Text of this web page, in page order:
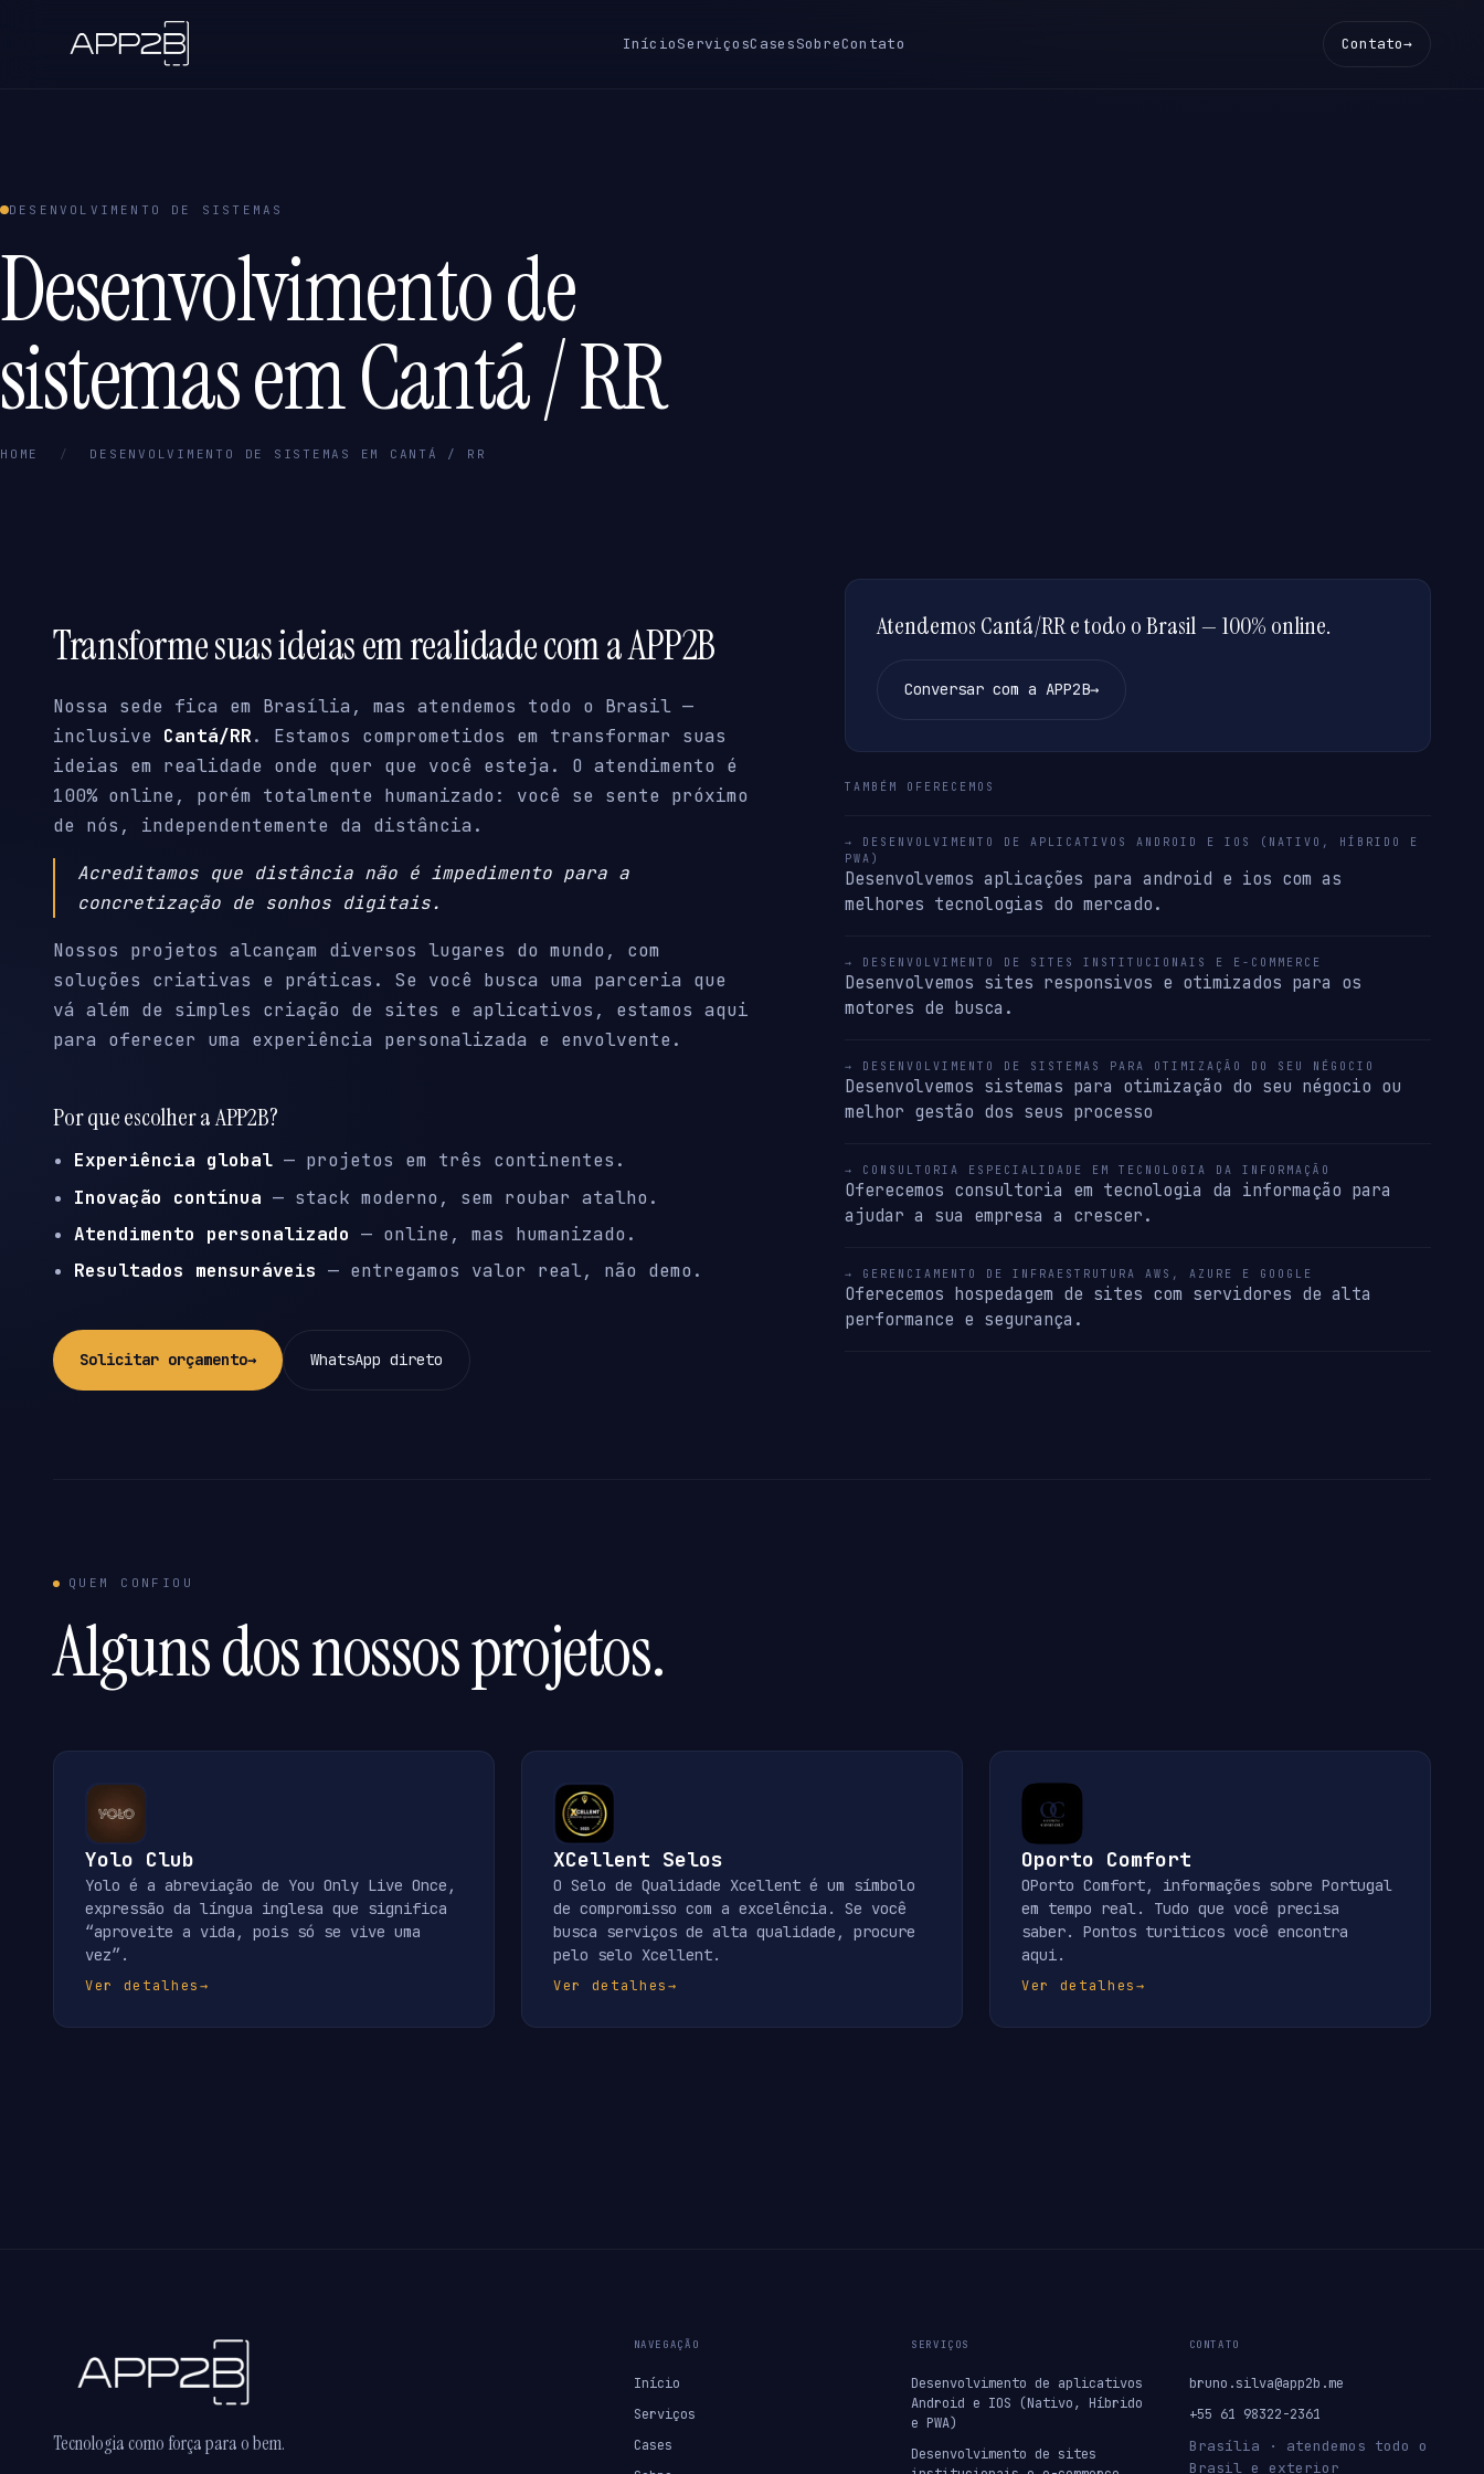
InícioServiçosCasesSobreContato Contato→
DESENVOLVIMENTO DE SISTEMAS
Desenvolvimento de
sistemas em Cantá / RR
HOME / DESENVOLVIMENTO DE SISTEMAS EM CANTÁ / RR
Transforme suas ideias em realidade com a APP2B
Nossa sede fica em Brasília, mas atendemos todo o Brasil —
inclusive Cantá/RR. Estamos comprometidos em transformar suas
ideias em realidade onde quer que você esteja. O atendimento é
100% online, porém totalmente humanizado: você se sente próximo
de nós, independentemente da distância.
Acreditamos que distância não é impedimento para a
concretização de sonhos digitais.
Nossos projetos alcançam diversos lugares do mundo, com
soluções criativas e práticas. Se você busca uma parceria que
vá além de simples criação de sites e aplicativos, estamos aqui
para oferecer uma experiência personalizada e envolvente.
Por que escolher a APP2B?
Experiência global — projetos em três continentes.
Inovação contínua — stack moderno, sem roubar atalho.
Atendimento personalizado — online, mas humanizado.
Resultados mensuráveis — entregamos valor real, não demo.
Solicitar orçamento→ WhatsApp direto
Atendemos Cantá/RR e todo o Brasil — 100% online.
Conversar com a APP2B→
TAMBÉM OFERECEMOS
→ DESENVOLVIMENTO DE APLICATIVOS ANDROID E IOS (NATIVO, HÍBRIDO E
PWA)
Desenvolvemos aplicações para android e ios com as
melhores tecnologias do mercado.
→ DESENVOLVIMENTO DE SITES INSTITUCIONAIS E E-COMMERCE
Desenvolvemos sites responsivos e otimizados para os
motores de busca.
→ DESENVOLVIMENTO DE SISTEMAS PARA OTIMIZAÇÃO DO SEU NÉGOCIO
Desenvolvemos sistemas para otimização do seu négocio ou
melhor gestão dos seus processo
→ CONSULTORIA ESPECIALIDADE EM TECNOLOGIA DA INFORMAÇÃO
Oferecemos consultoria em tecnologia da informação para
ajudar a sua empresa a crescer.
→ GERENCIAMENTO DE INFRAESTRUTURA AWS, AZURE E GOOGLE
Oferecemos hospedagem de sites com servidores de alta
performance e segurança.
QUEM CONFIOU
Alguns dos nossos projetos.
Yolo Club
Yolo é a abreviação de You Only Live Once,
expressão da língua inglesa que significa
“aproveite a vida, pois só se vive uma
vez”.
Ver detalhes→
XCellent Selos
O Selo de Qualidade Xcellent é um símbolo
de compromisso com a excelência. Se você
busca serviços de alta qualidade, procure
pelo selo Xcellent.
Ver detalhes→
Oporto Comfort
OPorto Comfort, informações sobre Portugal
em tempo real. Tudo que você precisa
saber. Pontos turiticos você encontra
aqui.
Ver detalhes→
Tecnologia como força para o bem.
NAVEGAÇÃO
Início
Serviços
Cases
SERVIÇOS
Desenvolvimento de aplicativos
Android e IOS (Nativo, Híbrido
e PWA)
Desenvolvimento de sites
CONTATO
bruno.silva@app2b.me
+55 61 98322-2361
Brasília · atendemos todo o
Brasil e exterior